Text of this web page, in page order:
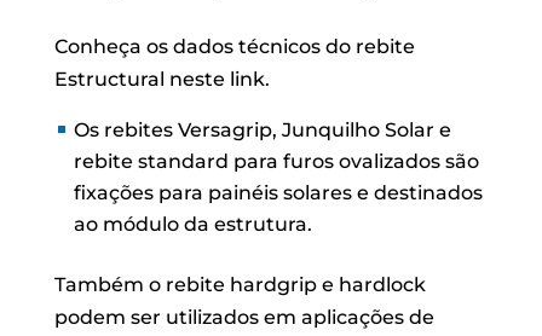
Conheça os dados técnicos do rebite
Estructural neste link.
Os rebites Versagrip, Junquilho Solar e
rebite standard para furos ovalizados são
fixações para painéis solares e destinados
ao módulo da estrutura.
Também o rebite hardgrip e hardlock
podem ser utilizados em aplicações de